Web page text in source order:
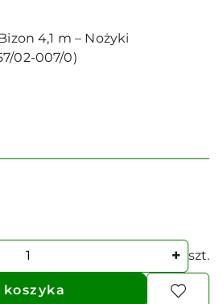
4,1 m – Nożyki
02-007/0)
szt.
koszyka